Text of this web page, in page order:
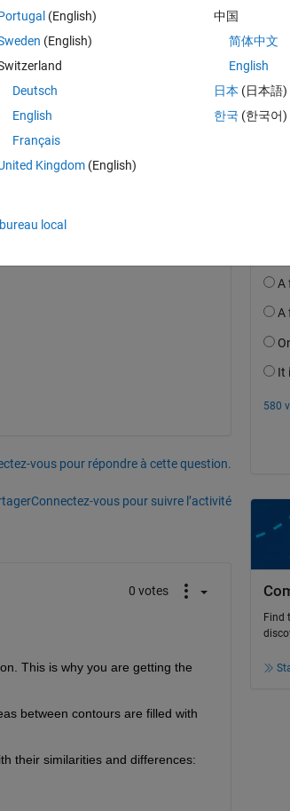
Matlab Mapping toolbox.
vous pour répondre à cette question.
Connectez-vous pour suivre l’activité
0 votes
This is why you are getting the
between contours are filled with
their similarities and differences:
le
Find
(English)
(English)
Deutsch
English
Français
Kingdom(English)
中国
简体中文
English
日本 (日本語)
한국 (한국어)
local